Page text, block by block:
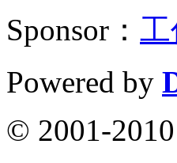
Sponsor： 工
Powered by
© 2001-2010